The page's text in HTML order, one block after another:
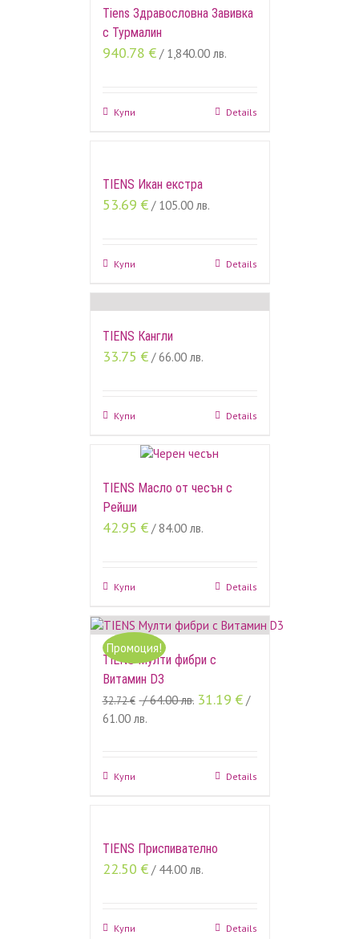
Tiens Здравословна Завивка
с Турмалин
940.78 € / 1,840.00 лв.
Купи Details
TIENS Икан екстра
53.69 € / 105.00 лв.
Купи Details
TIENS Кангли
33.75 € / 66.00 лв.
Купи Details
TIENS Масло от чесън с
Рейши
42.95 € / 84.00 лв.
Купи Details
Промоция!
TIENS Мулти фибри с
Витамин D3
32.72€ / 64.00 лв. 31.19 € /
61.00 лв.
Купи Details
TIENS Приспивателно
22.50 € / 44.00 лв.
Купи Details